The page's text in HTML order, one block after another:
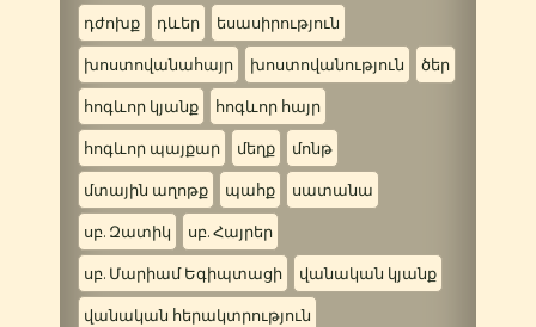
դժոխք դևեր եսասիրություն
խոստովանահայր խոստովանություն ծեր
հոգևոր կյանք հոգևոր հայր
հոգևոր պայքար մեղք մոնթ
մտային աղոթք պահք սատանա
սբ. Զատիկ սբ. Հայրեր
սբ. Մարիամ Եգիպտացի վանական կյանք
վանական հերակտրություն